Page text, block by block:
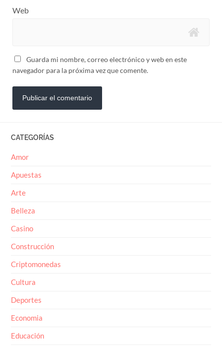
Web
Guarda mi nombre, correo electrónico y web en este
navegador para la próxima vez que comente.
CATEGORÍAS
Amor
Apuestas
Arte
Belleza
Casino
Construcción
Criptomonedas
Cultura
Deportes
Economia
Educación